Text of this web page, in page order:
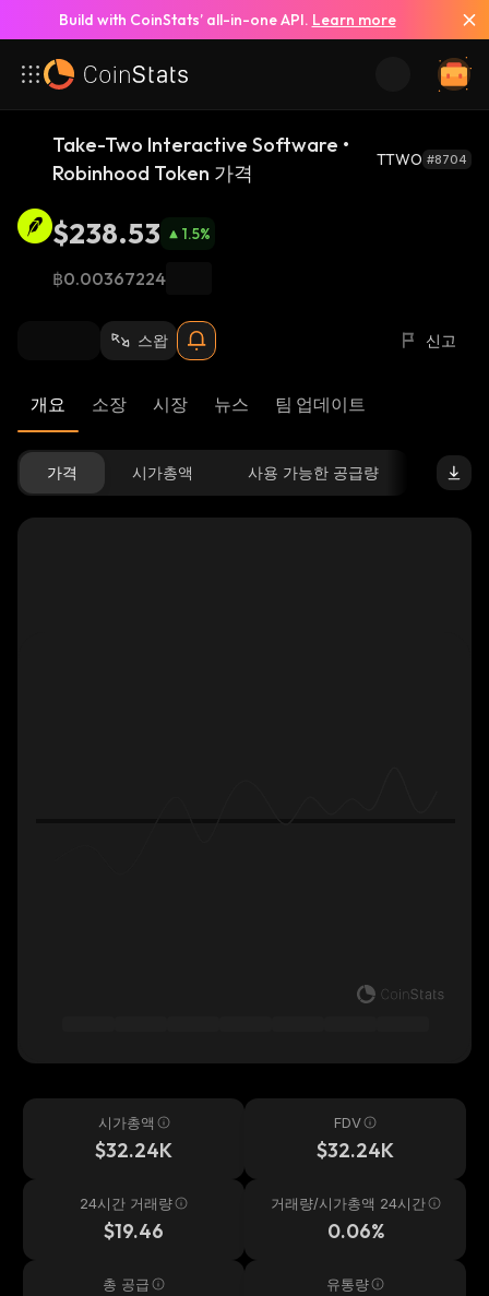
Build with CoinStats’ all-in-one API. Learn more
Take-Two Interactive Software •
Robinhood Token 가격
TTWO #8704
$238.53 1.5%
฿0.00367224
스왑 신고
개요 소장 시장 뉴스 팀 업데이트
가격 시가총액 사용 가능한 공급량
시가총액
$32.24K
FDV
$32.24K
24시간 거래량
$19.46
거래량/시가총액 24시간
0.06%
총 공급 유통량